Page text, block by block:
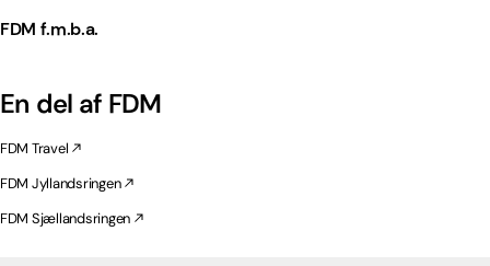
FDM f.m.b.a.
En del af FDM
FDM Travel
FDM Jyllandsringen
FDM Sjællandsringen